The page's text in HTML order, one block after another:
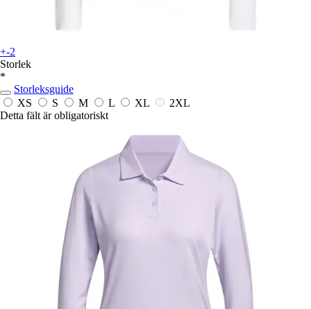
+-2
Storlek
*
Storleksguide
XS
S M L XL
2XL
Detta fält är obligatoriskt